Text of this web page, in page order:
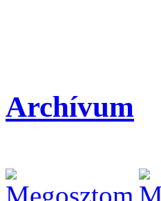
Archívum